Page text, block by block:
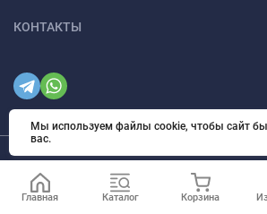
КОНТАКТЫ
© 2026 | Интернет магазин инженерной сантехники
права защищены
Главная Каталог Корзина
Мы используем файлы cookie, чтобы сайт
вас.